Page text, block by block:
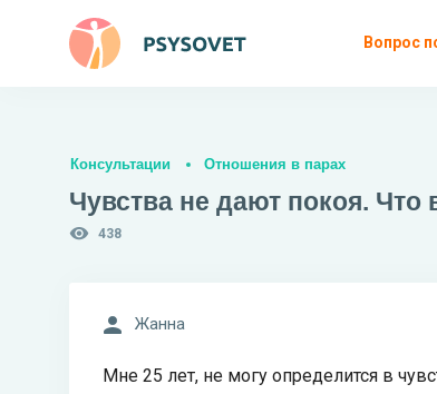
Вопрос
Консультации Отношения в парах
Чувства не дают покоя. Что
438
Жанна
Мне 25 лет, не могу определится в